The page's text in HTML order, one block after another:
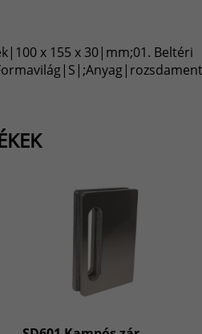
x 155 x 30|mm;01. Beltéri